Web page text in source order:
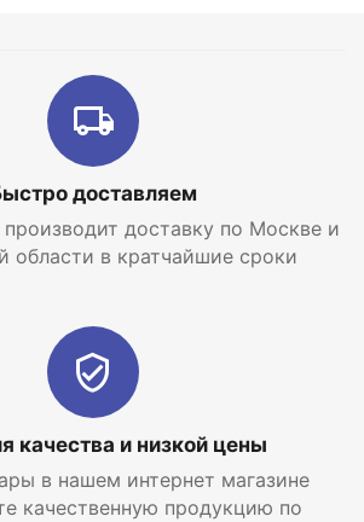
доставляем
доставку по Москве и
области в кратчайшие сроки
качества и низкой цены
в нашем интернет магазине
качественную продукцию по